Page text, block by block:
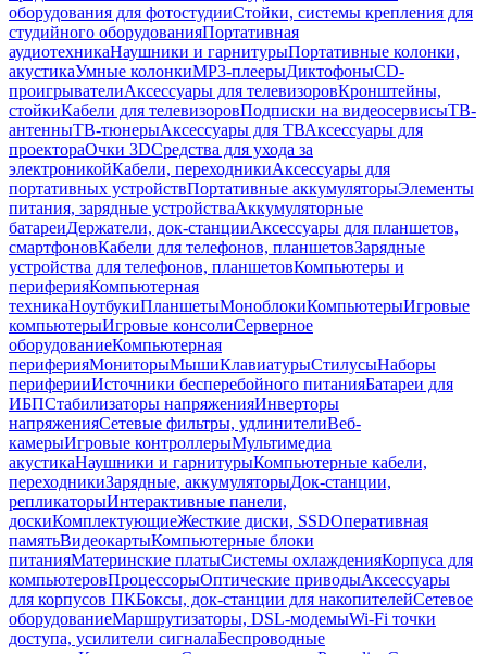
оборудования для фотостудииСтойки, системы крепления для
студийного оборудованияПортативная
аудиотехникаНаушники и гарнитурыПортативные колонки,
акустикаУмные колонкиMP3-плеерыДиктофоныCD-
проигрывателиАксессуары для телевизоровКронштейны,
стойкиКабели для телевизоровПодписки на видеосервисыТВ-
антенныТВ-тюнерыАксессуары для ТВАксессуары для
проектораОчки 3DСредства для ухода за
электроникойКабели, переходникиАксессуары для
портативных устройствПортативные аккумуляторыЭлементы
питания, зарядные устройстваАккумуляторные
батареиДержатели, док-станцииАксессуары для планшетов,
смартфоновКабели для телефонов, планшетовЗарядные
устройства для телефонов, планшетовКомпьютеры и
периферияКомпьютерная
техникаНоутбукиПланшетыМоноблокиКомпьютерыИгровые
компьютерыИгровые консолиСерверное
оборудованиеКомпьютерная
периферияМониторыМышиКлавиатурыСтилусыНаборы
периферииИсточники бесперебойного питанияБатареи для
ИБПСтабилизаторы напряженияИнверторы
напряженияСетевые фильтры, удлинителиВеб-
камерыИгровые контроллерыМультимедиа
акустикаНаушники и гарнитурыКомпьютерные кабели,
переходникиЗарядные, аккумуляторыДок-станции,
репликаторыИнтерактивные панели,
доскиКомплектующиеЖесткие диски, SSDОперативная
памятьВидеокартыКомпьютерные блоки
питанияМатеринские платыСистемы охлажденияКорпуса для
компьютеровПроцессорыОптические приводыАксессуары
для корпусов ПКБоксы, док-станции для накопителейСетевое
оборудованиеМаршрутизаторы, DSL-модемыWi-Fi точки
доступа, усилители сигналаБеспроводные